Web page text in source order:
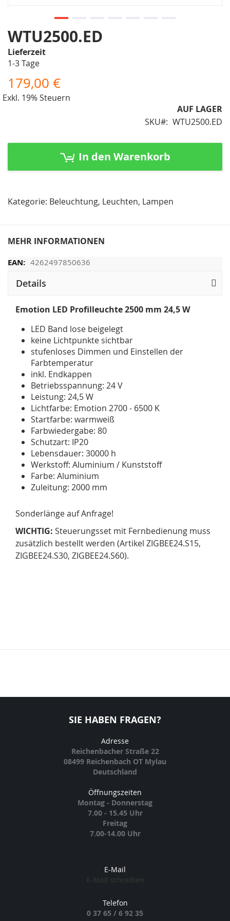
WTU2500.ED
Lieferzeit
1-3 Tage
179,00 €
Exkl. 19% Steuern
AUF LAGER
SKU
WTU2500.ED
In den Warenkorb
Kategorie: Beleuchtung, Leuchten, Lampen
MEHR INFORMATIONEN
4262497850636
Zum
Anfang
der
Bildergalerie
springen
Details
Emotion LED Profilleuchte 2500 mm 24,5 W
LED Band lose beigelegt
keine Lichtpunkte sichtbar
stufenloses Dimmen und Einstellen der
Farbtemperatur
inkl. Endkappen
Betriebsspannung: 24 V
Leistung: 24,5 W
Lichtfarbe: Emotion 2700 - 6500 K
Startfarbe: warmweiß
Farbwiedergabe: 80
Schutzart: IP20
Lebensdauer: 30000 h
Werkstoff: Aluminium / Kunststoff
Farbe: Aluminium
Zuleitung: 2000 mm
Sonderlänge auf Anfrage!
WICHTIG: Steuerungsset mit Fernbedienung muss
zusätzlich bestellt werden (Artikel ZIGBEE24.S15,
ZIGBEE24.S30, ZIGBEE24.S60).
SIE HABEN FRAGEN?
Adresse
Reichenbacher Straße 22
08499 Reichenbach OT Mylau
Deutschland
Öffnungszeiten
Montag - Donnerstag
7.00 - 15.45 Uhr
Freitag
7.00-14.00 Uhr
E-Mail
Telefon
0 37 65 / 6 92 35